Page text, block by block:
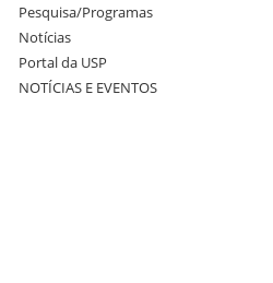
Pesquisa/Programas
Notícias
Portal da USP
NOTÍCIAS E EVENTOS